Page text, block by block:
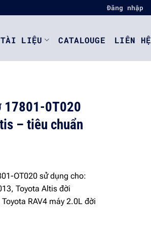
Đăng nhập
TÀI LIỆU CATALOUGE LIÊN HỆ
17801-0T020
– tiêu chuẩn
OT020 sử dụng cho:
Toyota Altis đời
RAV4 máy 2.0L đời